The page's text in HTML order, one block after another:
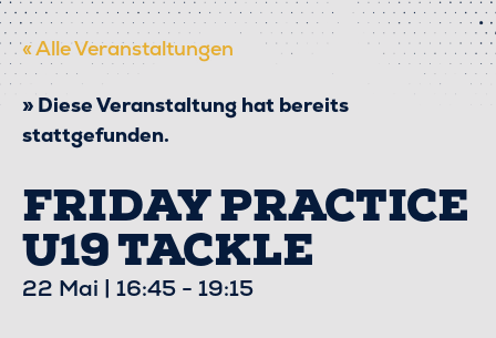
« Alle Veranstaltungen
Diese Veranstaltung hat bereits
stattgefunden.
FRIDAY PRACTICE
U19 TACKLE
22 Mai | 16:45 - 19:15